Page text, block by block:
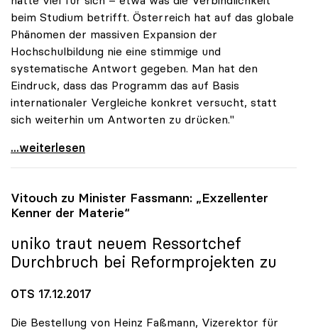
beim Studium betrifft. Österreich hat auf das globale
Phänomen der massiven Expansion der
Hochschulbildung nie eine stimmige und
systematische Antwort gegeben. Man hat den
Eindruck, dass das Programm das auf Basis
internationaler Vergleiche konkret versucht, statt
sich weiterhin um Antworten zu drücken."
Koalition - Programm für uniko noch „sehr vage\"
...weiterlesen
Vitouch zu Minister Fassmann: „Exzellenter
Kenner der Materie“
uniko traut neuem Ressortchef
Durchbruch bei Reformprojekten zu
OTS 17.12.2017
Die Bestellung von Heinz Faßmann, Vizerektor für